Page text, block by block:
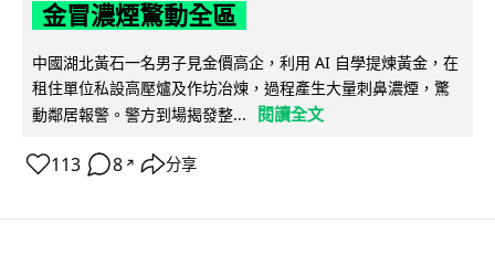
金冒濃煙驚動全區
中國湖北黃石一名男子見金價高企，利用 AI 自學提煉黃金，在
租住單位私設高壓爐及作坊冶煉，過程產生大量刺鼻濃煙，驚
動鄰居報警。警方到場揭發整...
閱讀全文
113 8 ↗ 分享